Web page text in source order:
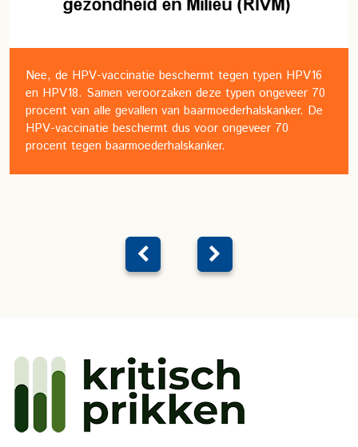
Nee, de HPV-vaccinatie beschermt tegen typen HPV16
en HPV18. Samen veroorzaken deze typen ongeveer 70
procent van alle gevallen van baarmoederhalskanker. De
HPV-vaccinatie beschermt dus voor ongeveer 70
procent tegen baarmoederhalskanker.